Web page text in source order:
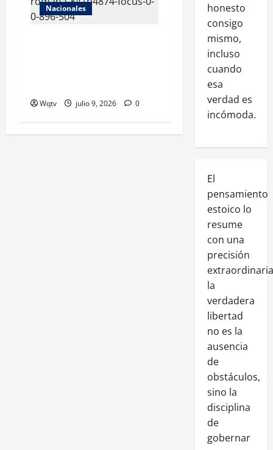
Nacionales
Wqtv julio 9, 2026 0
honesto
consigo
mismo,
incluso
cuando
esa
verdad es
incómoda.
El
pensamiento
estoico lo
resume
con una
precisión
la
verdadera
libertad
no es la
ausencia
de
obstáculos,
sino la
disciplina
de
gobernar